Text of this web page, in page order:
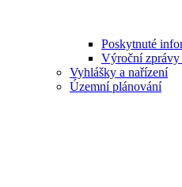
Poskytnuté
Výroční zprávy
Vyhlášky a nařízení
Územní plánování